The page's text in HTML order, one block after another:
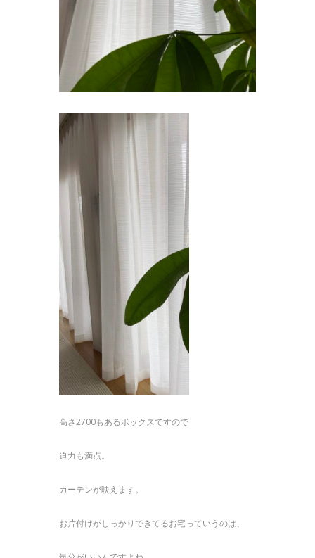
高さ2700もあるボックスですので
迫力も満点。
カーテンが映えます。
お片付けがしっかりできてるお宅っていうのは、